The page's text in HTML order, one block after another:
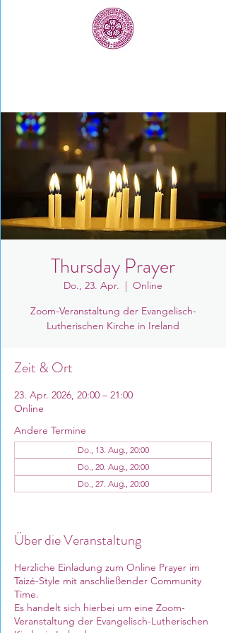
Thursday Prayer
Do., 23. Apr.
  |
Online
Zoom-Veranstaltung der Evangelisch-
Lutherischen Kirche in Ireland
Zeit & Ort
23. Apr. 2026, 20:00 – 21:00
Online
Andere Termine
Do., 13. Aug., 20:00
Do., 20. Aug., 20:00
Do., 27. Aug., 20:00
Über die Veranstaltung
Herzliche Einladung zum Online Prayer im
Taizé-Style mit anschließender Community
Time.
Es handelt sich hierbei um eine Zoom-
Veranstaltung der Evangelisch-Lutherischen